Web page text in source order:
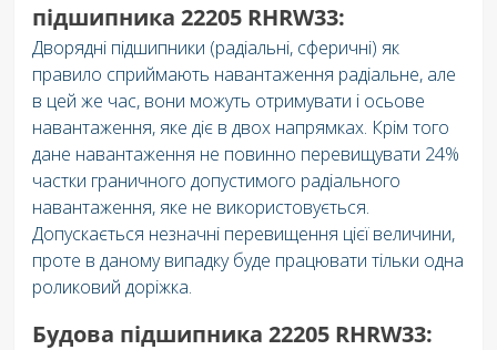
підшипника 22205 RHRW33:
Дворядні підшипники (радіальні, сферичні) як
правило сприймають навантаження радіальне, але
в цей же час, вони можуть отримувати і осьове
навантаження, яке діє в двох напрямках. Крім того
дане навантаження не повинно перевищувати 24%
частки граничного допустимого радіального
навантаження, яке не використовується.
Допускається незначні перевищення цієї величини,
проте в даному випадку буде працювати тільки одна
роликовий доріжка.
Будова підшипника 22205 RHRW33: